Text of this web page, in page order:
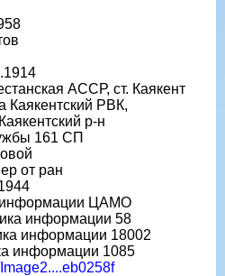
АССР, ст. Каякент
Каякентский РВК,
р-н
161 СП
от ран
информации ЦАМО
информации 58
информации 18002
информации 1085